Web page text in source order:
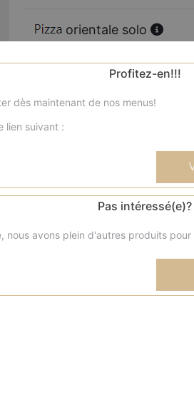
orientale solo
Base sauce tomate, fromage,
Base sauce tomate, fromage,
texane solo
frais, olives
Base sauce tomate, fromage,
Profitez-en!!!
dès maintenant de nos menus!
lien suivant :
Pas intéressé(e)?
nous avons plein d'autres produits pour